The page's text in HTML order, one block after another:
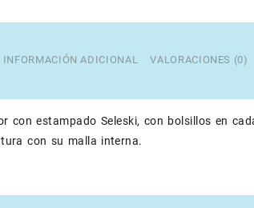
INFORMACIÓN ADICIONAL VALORACIONES (0)
con estampado Seleski, con bolsillos en
con su malla interna.